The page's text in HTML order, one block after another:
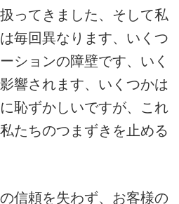
ってきました、そして私
毎回異なります、いくつ
ションの障壁です、いく
響されます、いくつかは
恥ずかしいですが、これ
たちのつまずきを止める
信頼を失わず、お客様の